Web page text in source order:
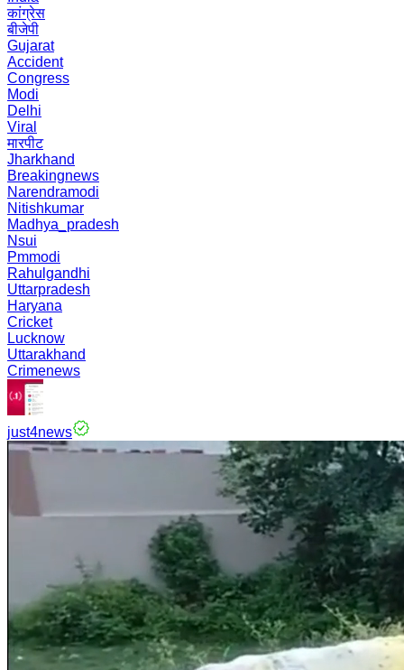
कांग्रेस
बीजेपी
Gujarat
Accident
Congress
Modi
Delhi
Viral
मारपीट
Jharkhand
Breakingnews
Narendramodi
Nitishkumar
Madhya_pradesh
Nsui
Pmmodi
Rahulgandhi
Uttarpradesh
Haryana
Cricket
Lucknow
Uttarakhand
Crimenews
just4news